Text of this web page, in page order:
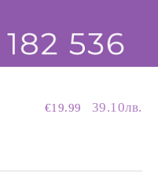
€19.99 39.10лв.